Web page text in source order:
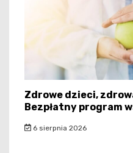
Zdrowe dzieci,
Bezpłatny program
6 sierpnia 2026